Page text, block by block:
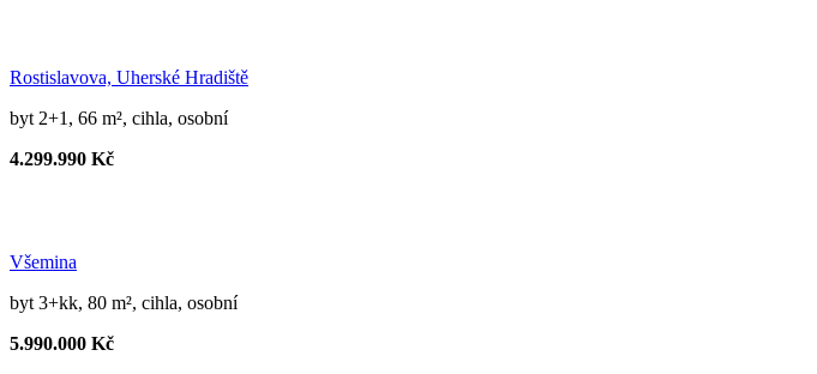
Rostislavova, Uherské Hradiště
byt 2+1, 66 m², cihla, osobní
4.299.990 Kč
Všemina
byt 3+kk, 80 m², cihla, osobní
5.990.000 Kč